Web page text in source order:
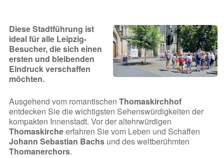
Diese Stadtführung ist
ideal für alle Leipzig-
Besucher, die sich einen
ersten und bleibenden
Eindruck verschaffen
möchten.
Ausgehend vom romantischen Thomaskirchhof
entdecken Sie die wichtigsten Sehenswürdigkeiten der
kompakten Innenstadt. Vor der altehrwürdigen
Thomaskircheerfahren Sie vom Leben und Schaffen
Johann Sebastian Bachsund des weltberühmten
Thomanerchors.